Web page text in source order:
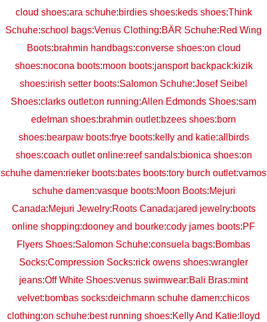
cloud shoes:ara schuhe:birdies shoes:keds shoes:Think
Schuhe:school bags:Venus Clothing:BÄR Schuhe:Red Wing
Boots:brahmin handbags:converse shoes:on cloud
shoes:nocona boots:moon boots:jansport backpack:kizik
shoes:irish setter boots:Salomon Schuhe:Josef Seibel
Shoes:clarks outlet:on running:Allen Edmonds Shoes:sam
edelman shoes:brahmin outlet:bzees shoes:born
shoes:bearpaw boots:frye boots:kelly and katie:allbirds
shoes:coach outlet online:reef sandals:bionica shoes:on
schuhe damen:rieker boots:bates boots:tory burch outlet:vamos
schuhe damen:vasque boots:Moon Boots:Mejuri
Canada:Mejuri Jewelry:Roots Canada:jared jewelry:boots
online shopping:dooney and bourke:cody james boots:PF
Flyers Shoes:Salomon Schuhe:consuela bags:Bombas
Socks:Compression Socks:rick owens shoes:wrangler
jeans:Off White Shoes:venus swimwear:Bali Bras:mint
velvet:bombas socks:deichmann schuhe damen:chicos
clothing:on schuhe:best running shoes:Kelly And Katie: lloyd